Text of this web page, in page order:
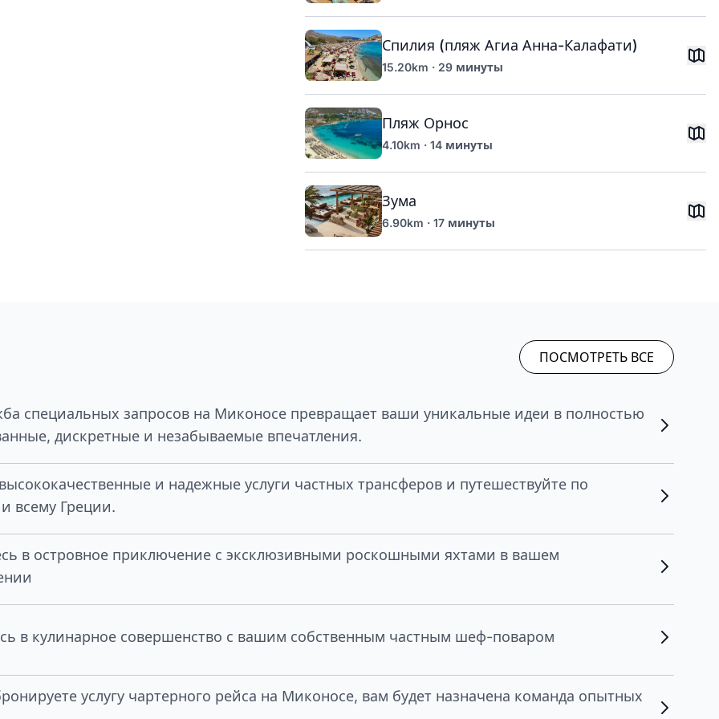
Спилия (пляж Агиа Анна-Калафати)
15.20km · 29 минуты
Пляж Орнос
4.10km · 14 минуты
Зума
6.90km · 17 минуты
ПОСМОТРЕТЬ ВСЕ
специальных запросов на Миконосе превращает ваши уникальные идеи в полностью
дискретные и незабываемые впечатления.
и надежные услуги частных трансферов и путешествуйте по
всему Греции.
в островное приключение с эксклюзивными роскошными яхтами в вашем
в кулинарное совершенство с вашим собственным частным шеф-поваром
услугу чартерного рейса на Миконосе, вам будет назначена команда опытных